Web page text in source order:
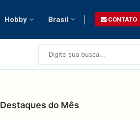
Hobby Brasil CONTATO
Destaques do Mês